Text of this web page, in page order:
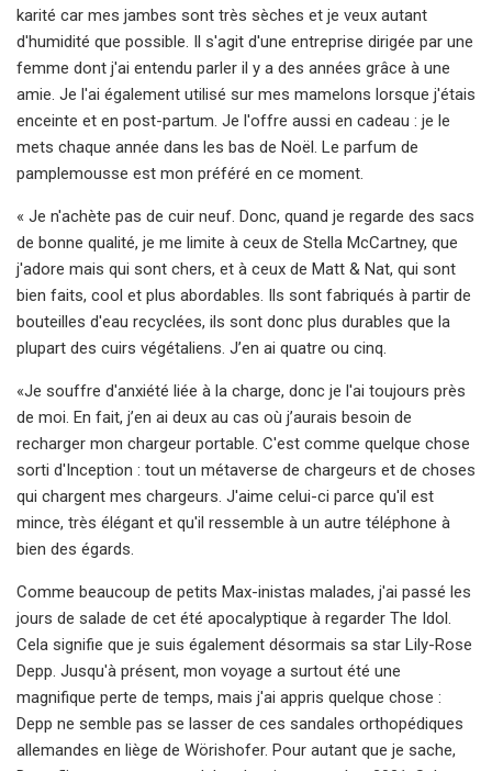
karité car mes jambes sont très sèches et je veux autant
d'humidité que possible. Il s'agit d'une entreprise dirigée par une
femme dont j'ai entendu parler il y a des années grâce à une
amie. Je l'ai également utilisé sur mes mamelons lorsque j'étais
enceinte et en post-partum. Je l'offre aussi en cadeau : je le
mets chaque année dans les bas de Noël. Le parfum de
pamplemousse est mon préféré en ce moment.
« Je n'achète pas de cuir neuf. Donc, quand je regarde des sacs
de bonne qualité, je me limite à ceux de Stella McCartney, que
j'adore mais qui sont chers, et à ceux de Matt & Nat, qui sont
bien faits, cool et plus abordables. Ils sont fabriqués à partir de
bouteilles d'eau recyclées, ils sont donc plus durables que la
plupart des cuirs végétaliens. J’en ai quatre ou cinq.
«Je souffre d'anxiété liée à la charge, donc je l'ai toujours près
de moi. En fait, j’en ai deux au cas où j’aurais besoin de
recharger mon chargeur portable. C'est comme quelque chose
sorti d'Inception : tout un métaverse de chargeurs et de choses
qui chargent mes chargeurs. J'aime celui-ci parce qu'il est
mince, très élégant et qu'il ressemble à un autre téléphone à
bien des égards.
Comme beaucoup de petits Max-inistas malades, j'ai passé les
jours de salade de cet été apocalyptique à regarder The Idol.
Cela signifie que je suis également désormais sa star Lily-Rose
Depp. Jusqu'à présent, mon voyage a surtout été une
magnifique perte de temps, mais j'ai appris quelque chose :
Depp ne semble pas se lasser de ces sandales orthopédiques
allemandes en liège de Wörishofer. Pour autant que je sache,